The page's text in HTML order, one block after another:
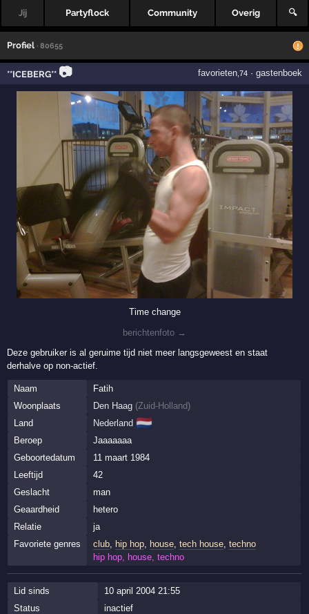
Jij Partyflock Community Overig 🔍
Profiel · 80655
**ICEBERG** 📷 favorieten,74· gastenboek
Time change
berichtenfoto →
Deze gebruiker is al geruime tijd niet meer langsgeweest en staat
derhalve op non-actief.
Naam
Fatih
Woonplaats
Den Haag (Zuid-Holland)
Land
Nederland 🇳🇱
Beroep
Jaaaaaaa
Geboortedatum
11 maart 1984
Leeftijd
42
Geslacht
man
Geaardheid
hetero
Relatie
ja
Favoriete genres
club, hip hop, house, tech house, techno
hip hop, house, techno
Lid sinds
10 april 2004 21:55
Status
inactief